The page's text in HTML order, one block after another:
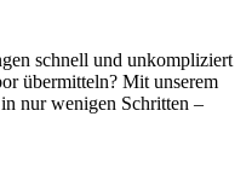
schnell und unkompliziert
übermitteln? Mit unserem
nur wenigen Schritten –